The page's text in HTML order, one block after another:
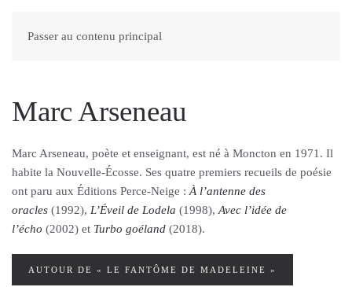
Passer au contenu principal
Marc Arseneau
Marc Arseneau, poète et enseignant, est né à Moncton en 1971. Il
habite la Nouvelle-Écosse. Ses quatre premiers recueils de poésie
ont paru aux Éditions Perce-Neige : À l’antenne des
oracles (1992), L’Éveil de Lodela (1998), Avec l’idée de
l’écho (2002) et Turbo goéland (2018).
AUTOUR DE « LE FANTÔME DE MADELEINE »